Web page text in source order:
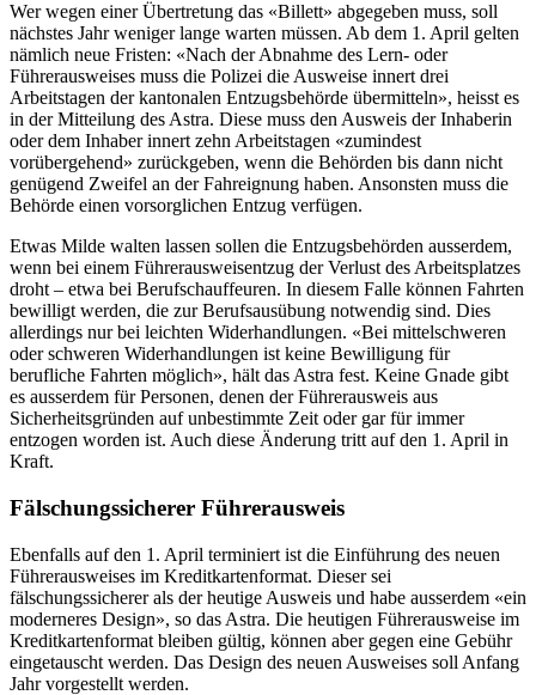
Wer wegen einer Übertretung das «Billett» abgegeben muss, soll
nächstes Jahr weniger lange warten müssen. Ab dem 1. April gelten
nämlich neue Fristen: «Nach der Abnahme des Lern- oder
Führerausweises muss die Polizei die Ausweise innert drei
Arbeitstagen der kantonalen Entzugsbehörde übermitteln», heisst es
in der Mitteilung des Astra. Diese muss den Ausweis der Inhaberin
oder dem Inhaber innert zehn Arbeitstagen «zumindest
vorübergehend» zurückgeben, wenn die Behörden bis dann nicht
genügend Zweifel an der Fahreignung haben. Ansonsten muss die
Behörde einen vorsorglichen Entzug verfügen.
Etwas Milde walten lassen sollen die Entzugsbehörden ausserdem,
wenn bei einem Führerausweisentzug der Verlust des Arbeitsplatzes
droht – etwa bei Berufschauffeuren. In diesem Falle können Fahrten
bewilligt werden, die zur Berufsausübung notwendig sind. Dies
allerdings nur bei leichten Widerhandlungen. «Bei mittelschweren
oder schweren Widerhandlungen ist keine Bewilligung für
berufliche Fahrten möglich», hält das Astra fest. Keine Gnade gibt
es ausserdem für Personen, denen der Führerausweis aus
Sicherheitsgründen auf unbestimmte Zeit oder gar für immer
entzogen worden ist. Auch diese Änderung tritt auf den 1. April in
Kraft.
Fälschungssicherer Führerausweis
Ebenfalls auf den 1. April terminiert ist die Einführung des neuen
Führerausweises im Kreditkartenformat. Dieser sei
fälschungssicherer als der heutige Ausweis und habe ausserdem «ein
moderneres Design», so das Astra. Die heutigen Führerausweise im
Kreditkartenformat bleiben gültig, können aber gegen eine Gebühr
eingetauscht werden. Das Design des neuen Ausweises soll Anfang
Jahr vorgestellt werden.